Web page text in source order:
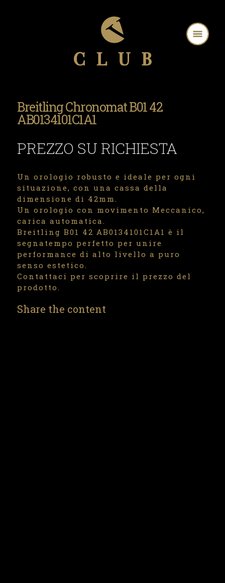
Breitling Chronomat B01 42
AB0134101C1A1
PREZZO SU RICHIESTA
Un orologio robusto e ideale per ogni
situazione, con una cassa della
dimensione di 42mm.
Un orologio con movimento Meccanico,
carica automatica.
Breitling B01 42 AB0134101C1A1 è il
segnatempo perfetto per unire
performance di alto livello a puro
senso estetico.
Contattaci per scoprire il prezzo del
prodotto.
Share the content